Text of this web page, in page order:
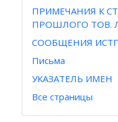
ПРИМЕЧАНИЯ К
ПРОШЛОГО ТОВ.
СООБЩЕНИЯ
Письма
УКАЗАТЕЛЬ ИМЕН
Все страницы